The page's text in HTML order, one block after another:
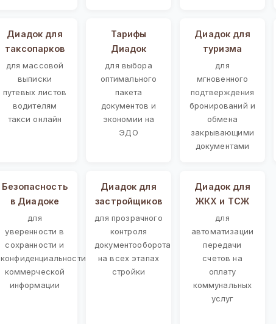
Диадок для
таксопарков
для массовой
выписки
путевых листов
водителям
такси онлайн
Тарифы
Диадок
для выбора
оптимального
пакета
документов и
экономии на
ЭДО
Диадок для
туризма
для
мгновенного
подтверждения
бронирований и
обмена
закрывающими
документами
Безопасность
в Диадоке
для
уверенности в
сохранности и
конфиденциальности
коммерческой
информации
Диадок для
застройщиков
для прозрачного
контроля
документооборота
на всех этапах
стройки
Диадок для
ЖКХ и ТСЖ
для
автоматизации
передачи
счетов на
оплату
коммунальных
услуг